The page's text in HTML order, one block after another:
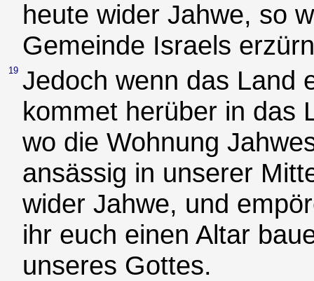
heute wider Jahwe, so
Gemeinde Israels
19 Jedoch wenn das Land
kommet herüber in das
wo die Wohnung
ansässig in unserer
wider Jahwe, und
ihr euch einen Altar
unseres Gottes.